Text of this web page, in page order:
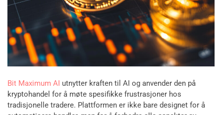
Bit Maximum AI utnytter kraften til AI og anvender den på
kryptohandel for å møte spesifikke frustrasjoner hos
tradisjonelle tradere. Plattformen er ikke bare designet for å